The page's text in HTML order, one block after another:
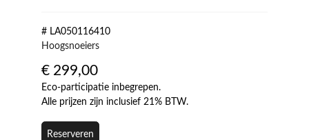
# LA050116410
Hoogsnoeiers
€ 299,00
Eco-participatie inbegrepen.
Alle prijzen zijn inclusief 21% BTW.
Reserveren